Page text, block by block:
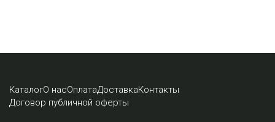
КаталогО насОплатаДоставкаКонтакты
Договор публичной оферты